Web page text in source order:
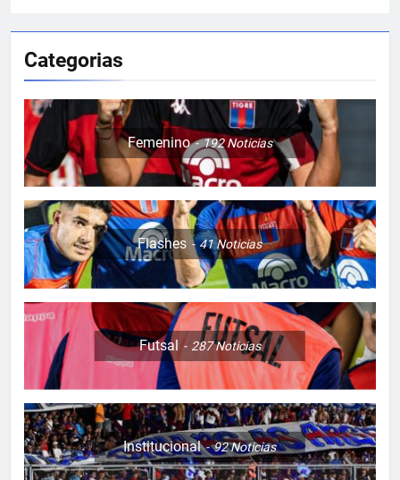
Categorias
Femenino 192Noticias
Flashes 41Noticias
Futsal 287Noticias
Institucional 92Noticias